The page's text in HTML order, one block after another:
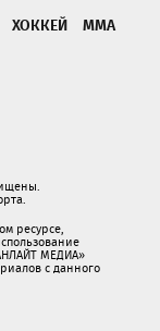
ХОККЕЙ
ММА
ресурсе,
МЕДИА»
с данного